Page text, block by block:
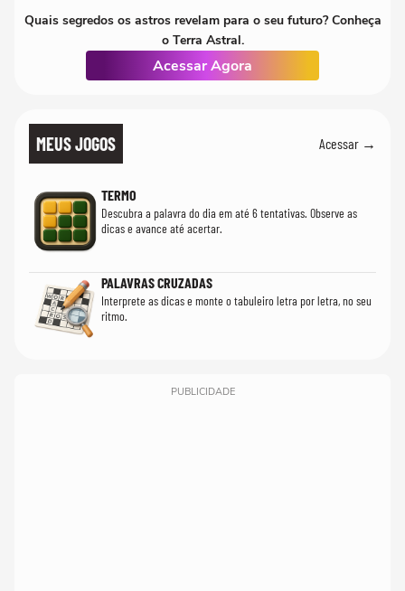
Quais segredos os astros revelam para o seu futuro? Conheça
o Terra Astral.
Acessar Agora
MEUS JOGOS Acessar →
TERMO
Descubra a palavra do dia em até 6 tentativas. Observe as
dicas e avance até acertar.
PALAVRAS CRUZADAS
Interprete as dicas e monte o tabuleiro letra por letra, no seu
ritmo.
PUBLICIDADE